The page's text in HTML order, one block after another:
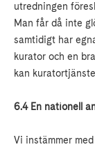
utredningen
Man får då inte
samtidigt har
kurator och en
kan
6.4 En nationell
Vi instämmer